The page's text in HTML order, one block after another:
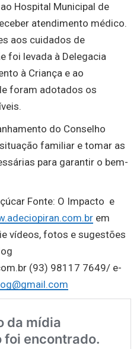
Hospital Municipal de
atendimento médico.
aos cuidados de
foi levada à Delegacia
à Criança e ao
foram adotados os
do Conselho
familiar e tomar as
para garantir o bem-
Fonte: O Impacto e
em
vídeos, fotos e sugestões
(93) 98117 7649/ e-